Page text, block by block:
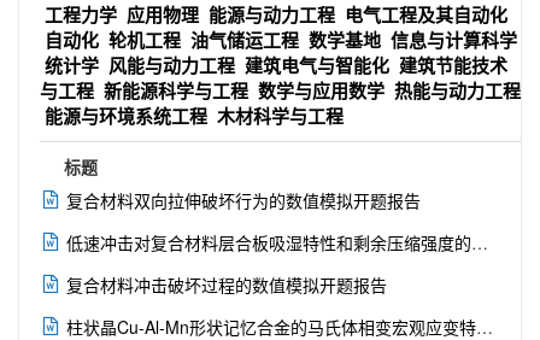
工程力学 应用物理 能源与动力工程 电气工程及其自动化
自动化 轮机工程 油气储运工程 数学基地 信息与计算科学
统计学 风能与动力工程 建筑电气与智能化 建筑节能技术
与工程 新能源科学与工程 数学与应用数学 热能与动力工程
能源与环境系统工程 木材科学与工程
标题
 复合材料双向拉伸破坏行为的数值模拟开题报告
 低速冲击对复合材料层合板吸湿特性和剩余压缩强度的影响开题报告
 复合材料冲击破坏过程的数值模拟开题报告
 柱状晶Cu-Al-Mn形状记忆合金的马氏体相变宏观应变特征研究开题报告